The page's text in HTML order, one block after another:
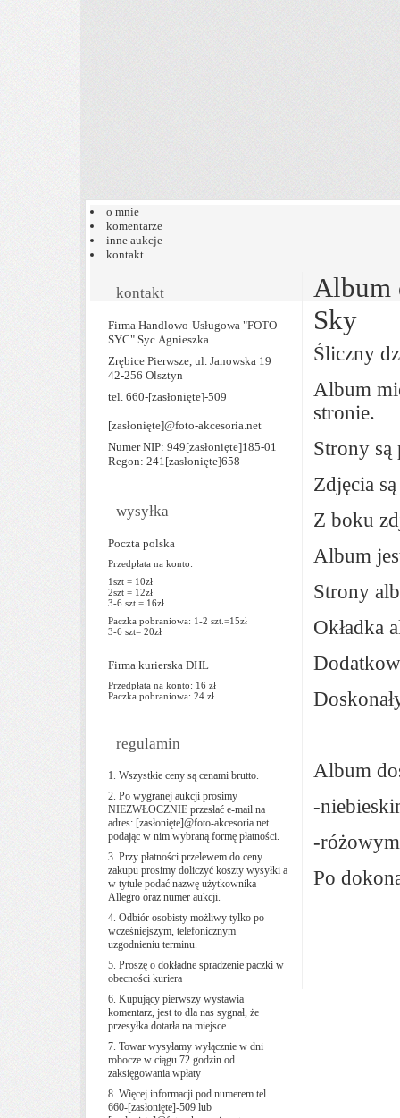
o mnie
komentarze
inne aukcje
kontakt
kontakt
Firma Handlowo-Usługowa "FOTO-
SYC" Syc Agnieszka
Zrębice Pierwsze, ul. Janowska 19
42-256 Olsztyn
tel. 660-[zasłonięte]-509
[zasłonięte]@foto-akcesoria.net
Numer NIP: 949[zasłonięte]185-01
Regon: 241[zasłonięte]658
wysyłka
Poczta polska
Przedpłata na konto:
1szt = 10zł
2szt = 12zł
3-6 szt = 16zł
Paczka pobraniowa: 1-2 szt.=15zł
3-6 szt= 20zł
Firma kurierska DHL
Przedpłata na konto: 16 zł
Paczka pobraniowa: 24 zł
regulamin
1. Wszystkie ceny są cenami brutto.
2. Po wygranej aukcji prosimy
NIEZWŁOCZNIE przesłać e-mail na
adres: [zasłonięte]@foto-akcesoria.net
podając w nim wybraną formę płatności.
3. Przy płatności przelewem do ceny
zakupu prosimy doliczyć koszty wysyłki a
w tytule podać nazwę użytkownika
Allegro oraz numer aukcji.
4. Odbiór osobisty możliwy tylko po
wcześniejszym, telefonicznym
uzgodnieniu terminu.
5. Proszę o dokładne spradzenie paczki w
obecności kuriera
6. Kupujący pierwszy wystawia
komentarz, jest to dla nas sygnał, że
przesyłka dotarła na miejsce.
7. Towar wysyłamy wyłącznie w dni
robocze w ciągu 72 godzin od
zaksięgowania wpłaty
8. Więcej informacji pod numerem tel.
660-[zasłonięte]-509 lub
Album
Sky
Śliczny
Album
stronie.
Strony
Zdjęcia
Z boku
Album
Strony
Okładka
Album
-
-różowym
Po